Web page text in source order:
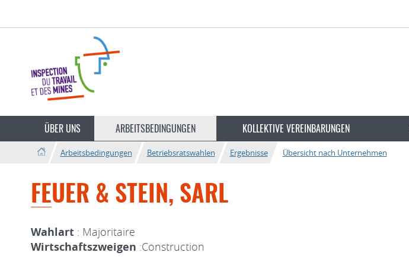
wechseln
ÜBER UNS ARBEITSBEDINGUNGEN KOLLEKTIVE VEREINBARUNGEN
Arbeitsbedingungen Betriebsratswahlen Ergebnisse Übersicht nach Unternehmen
FEUER & STEIN, SARL
Wahlart : Majoritaire
Wirtschaftszweigen :Construction